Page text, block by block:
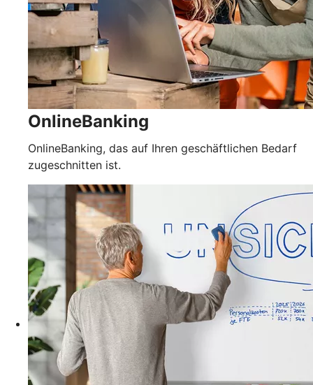
OnlineBanking
OnlineBanking, das auf Ihren geschäftlichen Bedarf
zugeschnitten ist.